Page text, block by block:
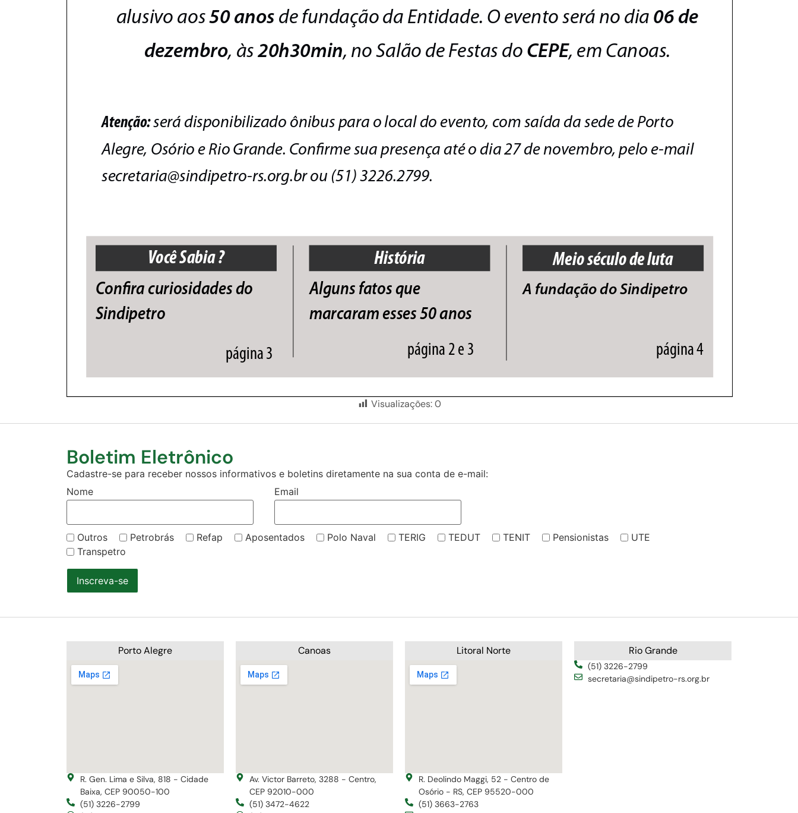
Visualizações:0
Boletim Eletrônico
Cadastre-se para receber nossos informativos e boletins diretamente na sua conta de e-mail:
Nome
Email
Outros Petrobrás Refap Aposentados Polo Naval TERIG TEDUT TENIT Pensionistas
UTE
Transpetro
Inscreva-se
Porto Alegre
R. Gen. Lima e Silva, 818 - Cidade
Baixa, CEP 90050-100
(51) 3226-2799
Canoas
Av. Victor Barreto, 3288 - Centro,
CEP 92010-000
(51) 3472-4622
Litoral Norte
R. Deolindo Maggi, 52 - Centro de
Osório - RS, CEP 95520-000
(51) 3663-2763
Rio Grande
(51) 3226-2799
secretaria@sindipetro-rs.org.br